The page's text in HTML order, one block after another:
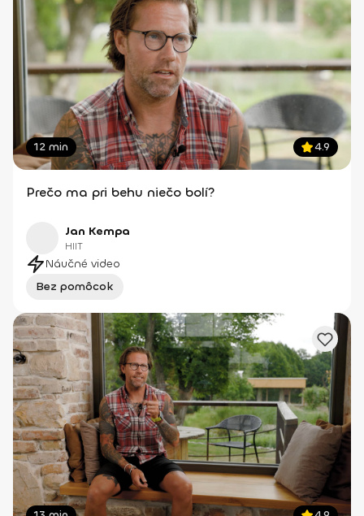
12 min 4.9
Prečo ma pri behu niečo bolí?
Jan Kempa
HIIT
Náučné video
Bez pomôcok